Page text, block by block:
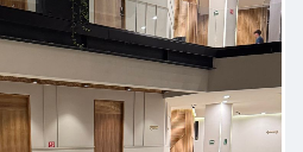
gratitud y que Dios
y ayude a
mas